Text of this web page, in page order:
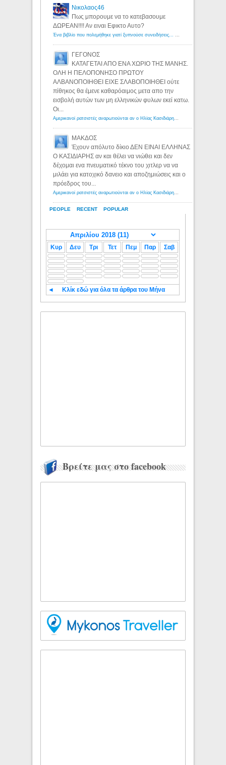
PEOPLE RECENT POPULAR
Νικολαος46
Πως μπορουμε να το κατεβασουμε
ΔΩΡΕΑΝ!!!! Αν ειναι Εφικτο Αυτο?
Ένα βιβλίο που πολεμήθηκε γιατί ξυπνούσε συνειδήσεις... - Λόγιος Ερμής | Η γνώση ξεκινάει με την αναζήτηση...
ΓΕΓΟΝΟΣ
ΚΑΤΑΓΕΤΑΙ ΑΠΟ ΕΝΑ ΧΩΡΙΟ ΤΗΣ ΜΑΝΗΣ.
ΟΛΗ Η ΠΕΛΟΠΟΝΗΣΟ ΠΡΩΤΟΥ
ΑΛΒΑΝΟΠΟΙΗΘΕΙ ΕΙΧΕ ΣΛΑΒΟΠΟΙΗΘΕΙ ούτε
πίθηκος θα έμενε καθαρόαιμος μετα απο την
εισβολή αυτών των μη ελληνικών φυλων εκεί κατω.
Οι...
Αμερικανοί ρατσιστές αναρωτιούνται αν ο Ηλίας Κασιδιάρης ανήκει στη λευκή φυλή... - Λόγιος Ερμής
ΜΑΚΔΟΣ
Έχουν απόλυτο δίκιο ΔΕΝ ΕΙΝΑΙ ΕΛΛΗΝΑΣ
Ο ΚΑΣΙΔΙΑΡΗΣ αν και θέλει να νιώθει και δεν
δέχομαι ενα πνευματικό τέκνο του χιτλερ να να
μιλάει για κατοχικό δανειο και αποζημιώσεις και ο
πρόεδρος του...
Αμερικανοί ρατσιστές αναρωτιούνται αν ο Ηλίας Κασιδιάρης ανήκει στη λευκή φυλή... - Λόγιος Ερμής
Κυρ Δευ Τρι Τετ Πεμ Παρ Σαβ
◄ Κλίκ εδώ για όλα τα άρθρα του Μήνα
Βρείτε μας στο facebook